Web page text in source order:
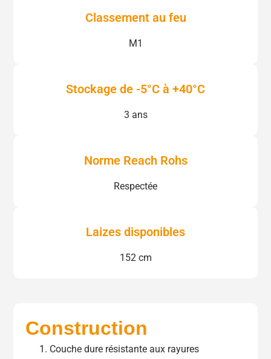
Classement au feu
M1
Stockage de -5°C à +40°C
3 ans
Norme Reach Rohs
Respectée
Laizes disponibles
152 cm
Construction
Couche dure résistante aux rayures